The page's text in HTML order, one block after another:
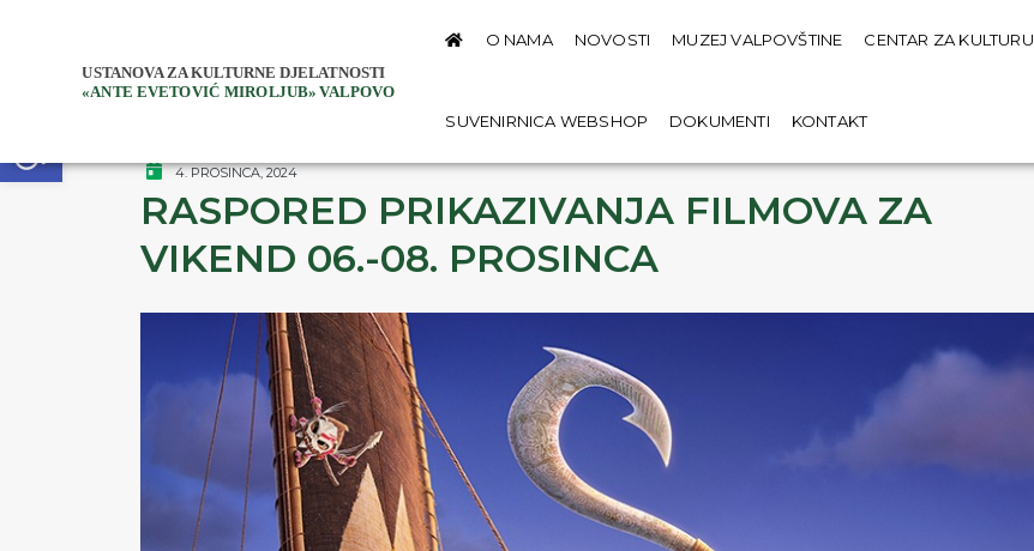
O NAMA NOVOSTI MUZEJ VALPOVŠTINE CENTAR ZA KULTURU
SUVENIRNICA WEBSHOP DOKUMENTI KONTAKT
4. PROSINCA, 2024
RASPORED PRIKAZIVANJA FILMOVA ZA
VIKEND 06.-08. PROSINCA